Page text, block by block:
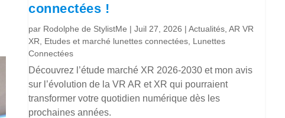
connectées !
par Rodolphe de StylistMe |Juil 27, 2026 |Actualités ,AR VR
XR
Etudes et marché lunettes connectées Lunettes
Connectées
Découvrez l’étude marché XR 2026-2030 et mon avis
sur l’évolution de la VR AR et XR qui pourraient
transformer votre quotidien numérique dès les
prochaines années.